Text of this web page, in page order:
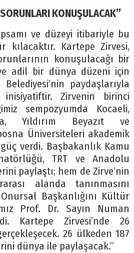
KONUŞULACAK’’
ve düzeyi itibariyle bu
kılacaktır. Kartepe Zirvesi,
konuşulacağı bir
adil bir dünya düzeni için
paydaşlarıyla
Zirvenin birinci
sempozyumda Kocaeli,
Yıldırım Beyazıt ve
Üniversiteleri akademik
verdi. Başbakanlık Kamu
TRT ve Anadolu
paylaştı; hem de Zirve’nin
alanda tanınmasını
Başkanlığını Kültür
Prof. Dr. Sayın Numan
Kartepe Zirvesi’nde 26
26 ülkeden 187
dünya ile paylaşacak.’’